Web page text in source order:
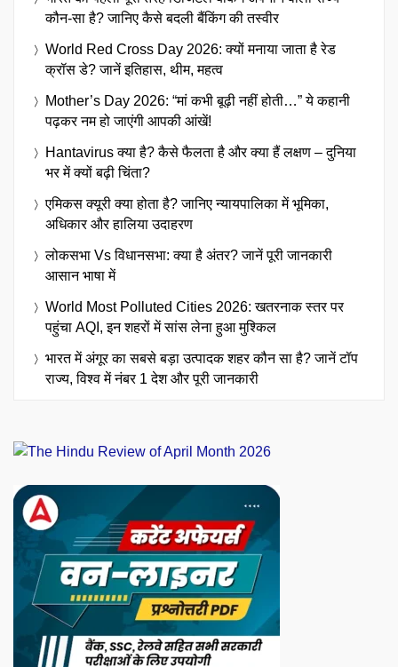
कौन-सा है? जानिए कैसे बदली बैंकिंग की तस्वीर
World Red Cross Day 2026: क्यों मनाया जाता है रेड
क्रॉस डे? जानें इतिहास, थीम, महत्व
Mother’s Day 2026: “मां कभी बूढ़ी नहीं होती…” ये कहानी
पढ़कर नम हो जाएंगी आपकी आंखें!
Hantavirus क्या है? कैसे फैलता है और क्या हैं लक्षण – दुनिया
भर में क्यों बढ़ी चिंता?
एमिकस क्यूरी क्या होता है? जानिए न्यायपालिका में भूमिका,
अधिकार और हालिया उदाहरण
लोकसभा Vs विधानसभा: क्या है अंतर? जानें पूरी जानकारी
आसान भाषा में
World Most Polluted Cities 2026: खतरनाक स्तर पर
पहुंचा AQI, इन शहरों में सांस लेना हुआ मुश्किल
भारत में अंगूर का सबसे बड़ा उत्पादक शहर कौन सा है? जानें टॉप
राज्य, विश्व में नंबर 1 देश और पूरी जानकारी